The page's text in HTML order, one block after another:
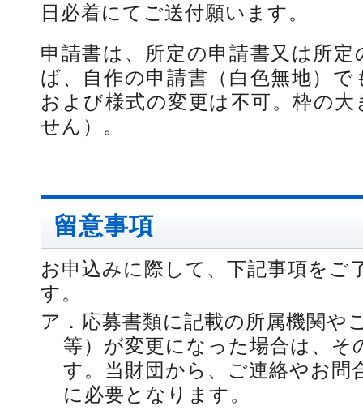
日必着にてご送付願います。
申請書は、所定の申請書又は所
ば、自作の申請書（白色無地）
および様式の変更は不可。枠の
せん）。
留意事項
お申込みに際して、下記事項をご
す。
ア． 応募書類に記載の所属機関や
等）が変更になった場合は、
す。当財団から、ご連絡やお
に必要となります。